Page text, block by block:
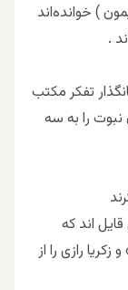
) ﺧﻮﺍﻧﺪﻩﺍﻧﺪ
.
تفکر مکتب
را به سه
اند که
رازی را از